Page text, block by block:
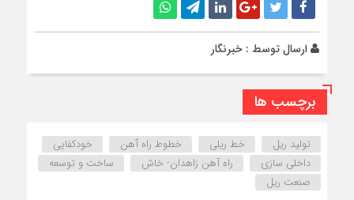
ارسال توسط : خبرنگار
برچسب ها
تولید ریل خط ریلی خطوط راه آهن
خودکفایی
داخلی سازی
راه آهن زاهدان- خاش
ساخت و توسعه
صنعت ریل